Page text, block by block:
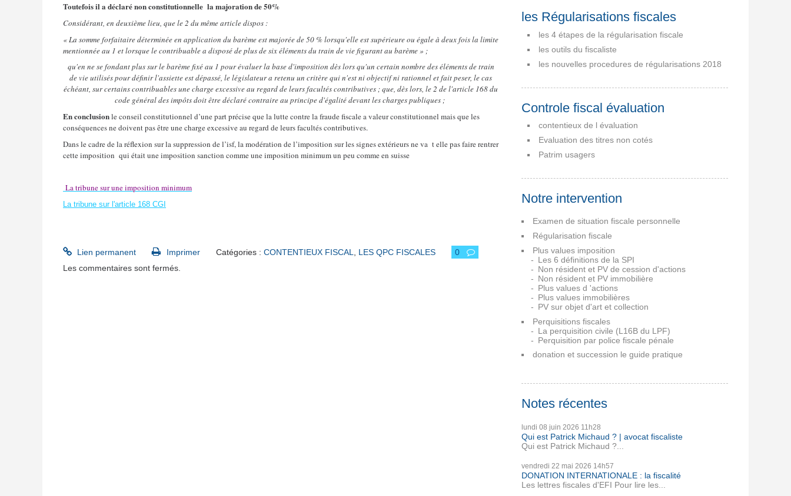
Toutefois il a déclaré non constitutionnelle la majoration de 50%
Considérant, en deuxième lieu, que le 2 du même article dispos :
« La somme forfaitaire déterminée en application du barème est majorée de 50 % lorsqu'elle est supérieure ou égale à deux fois la limite
mentionnée au 1 et lorsque le contribuable a disposé de plus de six éléments du train de vie figurant au barème » ;
qu'en ne se fondant plus sur le barème fixé au 1 pour évaluer la base d'imposition dès lors qu'un certain nombre des éléments de train
de vie utilisés pour définir l'assiette est dépassé, le législateur a retenu un critère qui n'est ni objectif ni rationnel et fait peser, le cas
échéant, sur certains contribuables une charge excessive au regard de leurs facultés contributives ; que, dès lors, le 2 de l'article 168 du
code général des impôts doit être déclaré contraire au principe d'égalité devant les charges publiques ;
En conclusionle conseil constitutionnel d’une part précise que la lutte contre la fraude fiscale a valeur constitutionnel mais que les
conséquences ne doivent pas être une charge excessive au regard de leurs facultés contributives.
Dans le cadre de la réflexion sur la suppression de l’isf, la modération de l’imposition sur les signes extérieurs ne va t elle pas faire rentrer
cette imposition qui était une imposition sanction comme une imposition minimum un peu comme en suisse
La tribune sur une imposition minimum
La tribune sur l'article 168 CGI
Lien permanent Imprimer Catégories : CONTENTIEUX FISCAL LES QPC FISCALES
0
Les commentaires sont fermés.
les Régularisations fiscales
les 4 étapes de la régularisation fiscale
les outils du fiscaliste
les nouvelles procedures de régularisations 2018
Controle fiscal évaluation
contentieux de l évaluation
Evaluation des titres non cotés
Patrim usagers
Notre intervention
Examen de situation fiscale personnelle
Régularisation fiscale
Plus values imposition
Les 6 définitions de la SPI
Non résident et PV de cession d'actions
Non résident et PV immobilière
Plus values d 'actions
Plus values immobilières
PV sur objet d'art et collection
Perquisitions fiscales
La perquisition civile (L16B du LPF)
Perquisition par police fiscale pénale
donation et succession le guide pratique
Notes récentes
lundi 08 juin 2026 11h28
Qui est Patrick Michaud ? | avocat fiscaliste
Qui est Patrick Michaud ?...
vendredi 22 mai 2026 14h57
DONATION INTERNATIONALE : la fiscalité
Les lettres fiscales d'EFI Pour lire les...